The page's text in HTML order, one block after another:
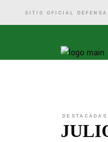
SITIO OFICIAL
DESTACADAS